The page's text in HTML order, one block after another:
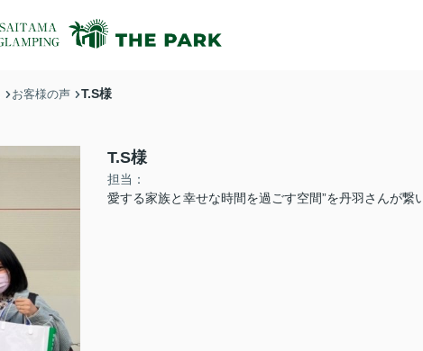
お客様の声 T.S様
T.S様
担当：
愛する家族と幸せな時間を過ごす空間”を丹羽さんが繋